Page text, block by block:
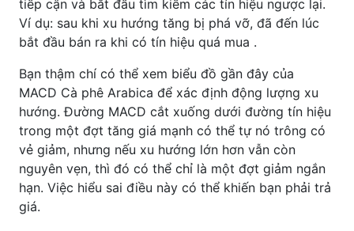
tiếp cận và bắt đầu tìm kiếm các tín hiệu ngược lại.
Ví dụ: sau khi xu hướng tăng bị phá vỡ, đã đến lúc
bắt đầu bán ra khi có tín hiệu quá mua .
Bạn thậm chí có thể xem biểu đồ gần đây của
MACD Cà phê Arabica để xác định động lượng xu
hướng. Đường MACD cắt xuống dưới đường tín hiệu
trong một đợt tăng giá mạnh có thể tự nó trông có
vẻ giảm, nhưng nếu xu hướng lớn hơn vẫn còn
nguyên vẹn, thì đó có thể chỉ là một đợt giảm ngắn
hạn. Việc hiểu sai điều này có thể khiến bạn phải trả
giá.